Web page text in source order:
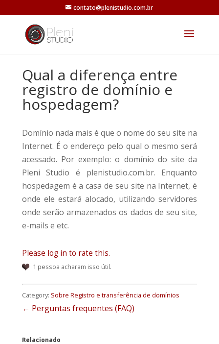
contato@plenistudio.com.br
Qual a diferença entre
registro de domínio e
hospedagem?
Domínio nada mais é que o nome do seu site na
Internet. É o endereço pelo qual o mesmo será
acessado. Por exemplo: o domínio do site da
Pleni Studio é plenistudio.com.br. Enquanto
hospedagem é a casa de seu site na Internet, é
onde ele estará alocado, utilizando servidores
onde serão armazenados os dados de seu site,
e-mails e etc.
Please log in to rate this.
1 pessoa acharam isso útil.
Category: Sobre Registro e transferência de domínios
← Perguntas frequentes (FAQ)
Relacionado